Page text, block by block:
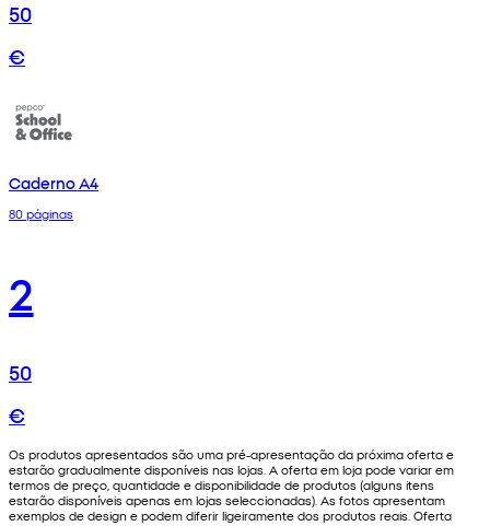
50
€
Caderno A4
80 páginas
2
50
€
Os produtos apresentados são uma pré-apresentação da próxima oferta e
estarão gradualmente disponíveis nas lojas. A oferta em loja pode variar em
termos de preço, quantidade e disponibilidade de produtos (alguns itens
estarão disponíveis apenas em lojas seleccionadas). As fotos apresentam
exemplos de design e podem diferir ligeiramente dos produtos reais. Oferta